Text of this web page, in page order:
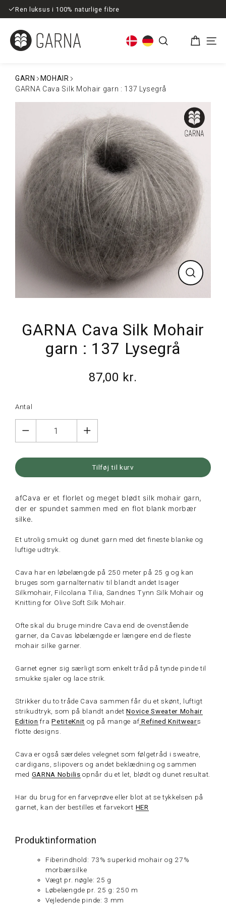
Ren luksus i 100% naturlige fibre
GARN
MOHAIR
GARNA Cava Silk Mohair garn : 137 Lysegrå
Luk
GARNA Cava Silk Mohair
garn : 137 Lysegrå
Normalpris
87,00 kr.
Antal
Tilføj til kurv
afCava er et florlet og meget blødt silk mohair garn,
der er spundet sammen med en flot blank morbær
silke.
Et utrolig smukt og dunet garn med det fineste blanke og
luftige udtryk.
Cava har en løbelængde på 250 meter på 25 g og kan
bruges som garnalternativ til blandt andet Isager
Silkmohair, Filcolana Tilia, Sandnes Tynn Silk Mohair og
Knitting for Olive Soft Silk Mohair.
Ofte skal du bruge mindre Cava end de ovenstående
garner, da Cavas løbelængde er længere end de fleste
mohair silke garner.
Garnet egner sig særligt som enkelt tråd på tynde pinde til
smukke sjaler og lace strik.
Strikker du to tråde Cava sammen får du et skønt, luftigt
strikudtryk, som på blandt andetNovice Sweater Mohair
Edition fraPetiteKnit og på mange af Refined Knitwears
flotte designs.
Cava er også særdeles velegnet som følgetråd i sweatre,
cardigans, slipovers og andet beklædning og sammen
med GARNA Nobilis opnår du et let, blødt og dunet resultat.
Har du brug for en farveprøve eller blot at se tykkelsen på
garnet, kan der bestilles et farvekort HER
Produktinformation
Fiberindhold: 73% superkid mohair og 27%
morbærsilke
Vægt pr. nøgle: 25 g
Løbelængde pr. 25 g: 250 m
Vejledende pinde: 3 mm